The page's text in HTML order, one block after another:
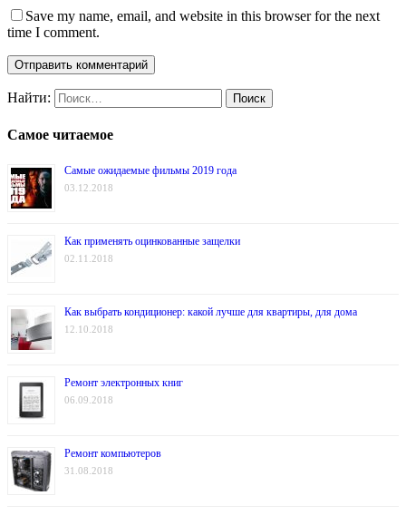
Save my name, email, and website in this browser for the next
time I comment.
Найти:
Самое читаемое
Самые ожидаемые фильмы 2019 года
03.12.2018
Как применять оцинкованные защелки
02.11.2018
Как выбрать кондиционер: какой лучше для квартиры, для дома
12.10.2018
Ремонт электронных книг
06.09.2018
Ремонт компьютеров
31.08.2018